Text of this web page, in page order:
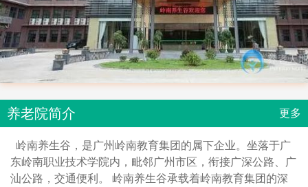
养老院简介 更多
岭南养生谷，是广州岭南教育集团的属下企业。坐落于广
东岭南职业技术学院内，毗邻广州市区，衔接广深公路、广
汕公路，交通便利。 岭南养生谷承载着岭南教育集团的深